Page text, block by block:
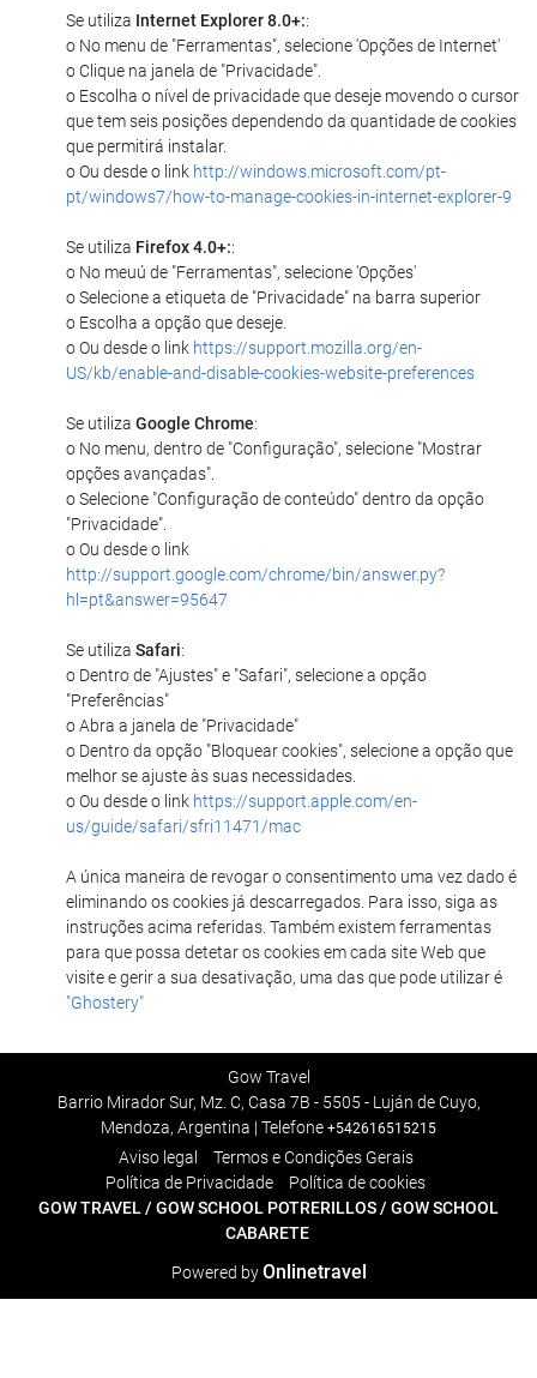
Se utiliza Internet Explorer 8.0+::
o No menu de "Ferramentas", selecione 'Opções de Internet'
o Clique na janela de "Privacidade".
o Escolha o nível de privacidade que deseje movendo o cursor
que tem seis posições dependendo da quantidade de cookies
que permitirá instalar.
o Ou desde o link http://windows.microsoft.com/pt-
pt/windows7/how-to-manage-cookies-in-internet-explorer-9
Se utiliza Firefox 4.0+::
o No meuú de "Ferramentas", selecione 'Opções'
o Selecione a etiqueta de "Privacidade" na barra superior
o Escolha a opção que deseje.
o Ou desde o link https://support.mozilla.org/en-
US/kb/enable-and-disable-cookies-website-preferences
Se utiliza Google Chrome:
o No menu, dentro de "Configuração", selecione "Mostrar
opções avançadas".
o Selecione "Configuração de conteúdo" dentro da opção
"Privacidade".
o Ou desde o link
http://support.google.com/chrome/bin/answer.py?
hl=pt&answer=95647
Se utiliza Safari:
o Dentro de "Ajustes" e "Safari", selecione a opção
"Preferências"
o Abra a janela de "Privacidade"
o Dentro da opção "Bloquear cookies", selecione a opção que
melhor se ajuste às suas necessidades.
o Ou desde o link https://support.apple.com/en-
us/guide/safari/sfri11471/mac
A única maneira de revogar o consentimento uma vez dado é
eliminando os cookies já descarregados. Para isso, siga as
instruções acima referidas. Também existem ferramentas
para que possa detetar os cookies em cada site Web que
visite e gerir a sua desativação, uma das que pode utilizar é
"Ghostery"
Gow Travel
Barrio Mirador Sur, Mz. C, Casa 7B - 5505 - Luján de Cuyo,
Mendoza, Argentina | Telefone +542616515215
Aviso legal
Termos e Condições Gerais
Polí­tica de Privacidade
Política de cookies
GOW TRAVEL/ GOW SCHOOL POTRERILLOS/ GOW SCHOOL
CABARETE
Powered byOnlinetravel